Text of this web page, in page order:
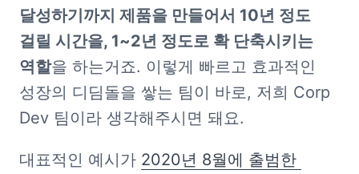
달성하기까지 제품을 만들어서 10년 정도
걸릴 시간을, 1~2년 정도로 확 단축시키는
역할을 하는거죠. 이렇게 빠르고 효과적인
성장의 디딤돌을 쌓는 팀이 바로, 저희 Corp
Dev 팀이라 생각해주시면 돼요.
대표적인 예시가